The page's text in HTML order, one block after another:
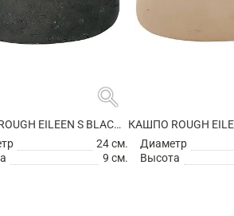
search
КАШПО ROUGH EILEEN S BLACK WASHED
24 см.
9 см.
Диаметр
Высота